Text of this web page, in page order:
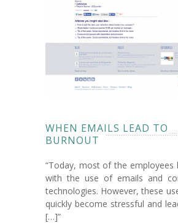
WHEN EMAILS LEAD TO
BURNOUT
“Today, most of the employees
with the use of emails and
technologies. However, these
quickly become stressful and
[…]”